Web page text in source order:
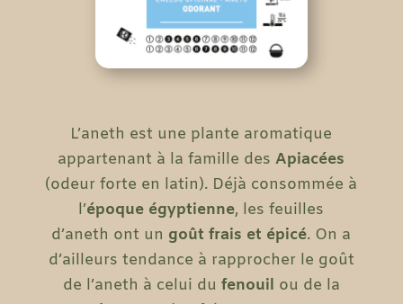
L’aneth est une plante aromatique
appartenant à la famille desApiacées
(odeur forte en latin). Déjà consommée à
l’époque égyptienne, les feuilles
d’aneth ont un goût frais et épicé. On a
d’ailleurs tendance à rapprocher le goût
de l’aneth à celui du fenouil ou de la